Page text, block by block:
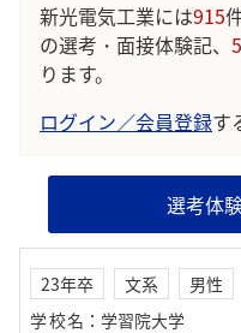
新光電気工業には915
の選考・面接体験記、
ります。
ログイン／会員登録す
選考体
23年卒 文系
男性
学校名 ： 学習院大学